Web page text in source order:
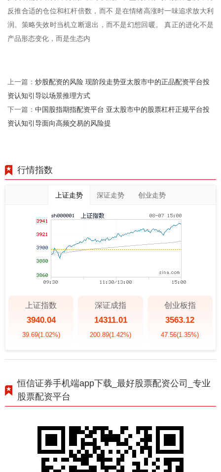
反推合适的仓位和杠杆倍数，而不 是在情绪高涨时一味追求放大利
润。策略失效时当机立断退出，而不是幻想回暖。 真正的进化不是
产品形态变化，而是生态内
上一篇： 炒股配资的风险 现阶段走势亚太股市中的正品配资平台投
资认知引导以场景推理方式
下一篇： 中国股指期指配资平台 亚太股市中的股票杠杆正规平台投
资认知引导面向高频交易的风险提
行情指数
上证走势 深证走势 创业走势
上证指数
3940.04
39.69(1.02%)
深证成指
14311.01
200.89(1.42%)
创业板指
3563.12
47.56(1.35%)
恒信证券手机端app下载_最好股票配资公司_专业
股票配资平台